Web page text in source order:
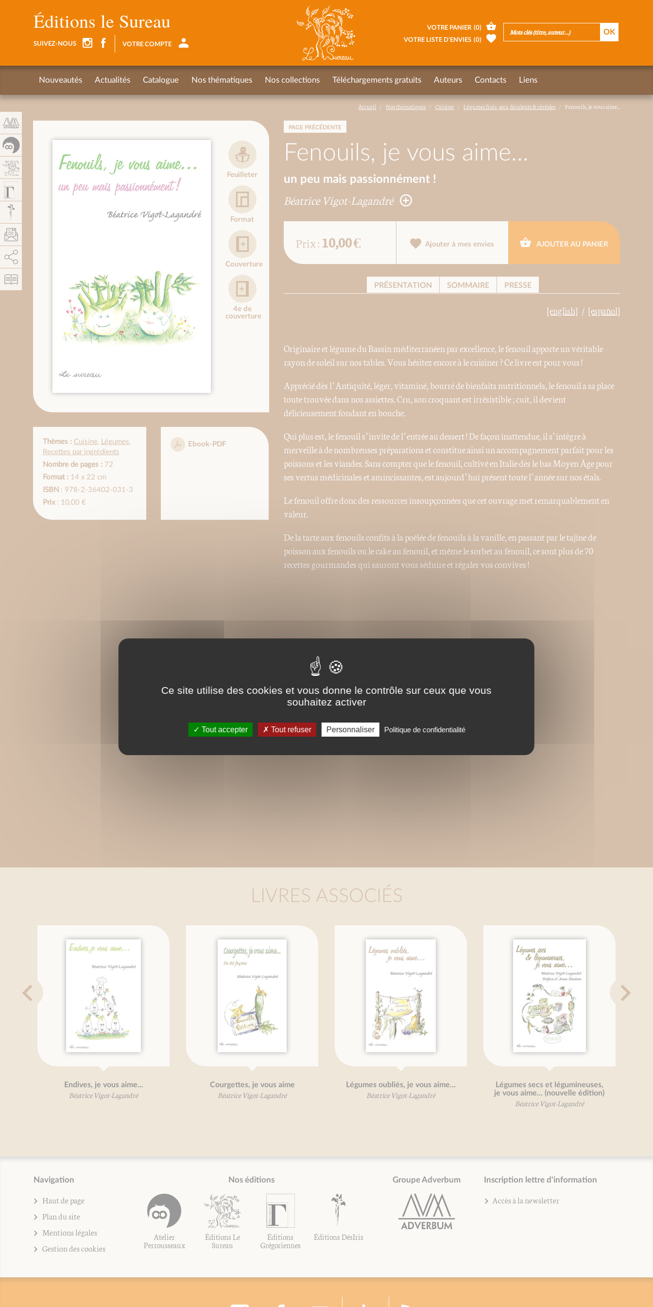
Accueil Nos thématiques Cuisine Légumes frais, secs, féculents & céréales Fenouils, je vous aime...
PAGE PRÉCÉDENTE
Fenouils, je vous aime...
un peu mais passionnément !
Béatrice Vigot-Lagandré
Feuilleter
Format
Couverture
4e de
couverture
Thèmes : Cuisine, Légumes,
Recettes par ingrédients
Nombre de pages :72
Format :14 x 22 cm
ISBN : 978-2-36402-031-3
Prix: 10,00 €
Ebook-PDF
Prix : 10,00 € Ajouter à mes envies AJOUTER AU PANIER
PRÉSENTATION SOMMAIRE PRESSE
[english] [español]
Originaire et légume du Bassin méditerranéen par excellence, le fenouil apporte un véritable
rayon de soleil sur nos tables. Vous hésitez encore à le cuisiner ? Ce livre est pour vous !
Apprécié dès l’Antiquité, léger, vitaminé, bourré de bienfaits nutritionnels, le fenouil a sa place
toute trouvée dans nos assiettes. Cru, son croquant est irrésistible ; cuit, il devient
délicieusement fondant en bouche.
Qui plus est, le fenouil s’invite de l’entrée au dessert ! De façon inattendue, il s’intègre à
merveille à de nombreuses préparations et constitue ainsi un accompagnement parfait pour les
poissons et les viandes. Sans compter que le fenouil, cultivé en Italie dès le bas Moyen Âge pour
ses vertus médicinales et amincissantes, est aujourd’hui présent toute l’année sur nos étals.
Le fenouil offre donc des ressources insoupçonnées que cet ouvrage met remarquablement en
valeur.
De la tarte aux fenouils confits à la poêlée de fenouils à la vanille, en passant par le tajine de
poisson aux fenouils ou le cake au fenouil, et même le sorbet au fenouil, ce sont plus de 70
recettes gourmandes qui sauront vous séduire et régaler vos convives !
LIVRES ASSOCIÉS
Endives, je vous aime...
Béatrice Vigot-Lagandré
Courgettes, je vous aime
Béatrice Vigot-Lagandré
Légumes oubliés, je vous aime...
Béatrice Vigot-Lagandré
Légumes secs et légumineuses,
je vous aime... (nouvelle édition)
Béatrice Vigot-Lagandré
Navigation
Haut de page
Plan du site
Mentions légales
Gestion des cookies
Nos éditions
Atelier
Perrousseaux
Éditions Le
Sureau
Éditions
Grégoriennes
Éditions DésIris
Groupe Adverbum Inscription lettre d'information
Accès à la newsletter
Éditions le Sureau
SUIVEZ-NOUS VOTRE COMPTE
VOTRE PANIER (0)
VOTRE LISTE D’ENVIES (0)
Nouveautés Actualités Catalogue Nos thématiques Nos collections Téléchargements gratuits Auteurs Contacts Liens
Ce site utilise des cookies et vous donne le contrôle sur ceux que vous
souhaitez activer
Tout accepter Tout refuser Personnaliser Politique de confidentialité